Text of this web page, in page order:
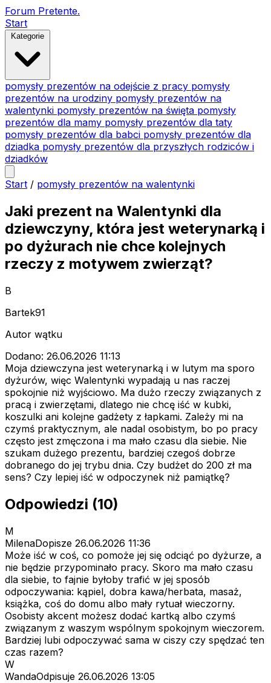
Forum Pretente.
Start
Kategorie
pomysły prezentów na odejście z pracy pomysły
prezentów na urodziny pomysły prezentów na
walentynki pomysły prezentów na święta pomysły
prezentów dla mamy pomysły prezentów dla taty
pomysły prezentów dla babci pomysły prezentów dla
dziadka pomysły prezentów dla przyszłych rodziców i
dziadków
Start / pomysły prezentów na walentynki
Jaki prezent na Walentynki dla
dziewczyny, która jest weterynarką i
po dyżurach nie chce kolejnych
rzeczy z motywem zwierząt?
B
Bartek91
Autor wątku
Dodano: 26.06.2026 11:13
Moja dziewczyna jest weterynarką i w lutym ma sporo
dyżurów, więc Walentynki wypadają u nas raczej
spokojnie niż wyjściowo. Ma dużo rzeczy związanych z
pracą i zwierzętami, dlatego nie chcę iść w kubki,
koszulki ani kolejne gadżety z łapkami. Zależy mi na
czymś praktycznym, ale nadal osobistym, bo po pracy
często jest zmęczona i ma mało czasu dla siebie. Nie
szukam dużego prezentu, bardziej czegoś dobrze
dobranego do jej trybu dnia. Czy budżet do 200 zł ma
sens? Czy lepiej iść w odpoczynek niż pamiątkę?
Odpowiedzi (10)
M
MilenaDopisze 26.06.2026 11:36
Może iść w coś, co pomoże jej się odciąć po dyżurze, a
nie będzie przypominało pracy. Skoro ma mało czasu
dla siebie, to fajnie byłoby trafić w jej sposób
odpoczywania: kąpiel, dobra kawa/herbata, masaż,
książka, coś do domu albo mały rytuał wieczorny.
Osobisty akcent możesz dodać kartką albo czymś
związanym z waszym wspólnym spokojnym wieczorem.
Bardziej lubi odpoczywać sama w ciszy czy spędzać ten
czas razem?
W
WandaOdpisuje 26.06.2026 13:05